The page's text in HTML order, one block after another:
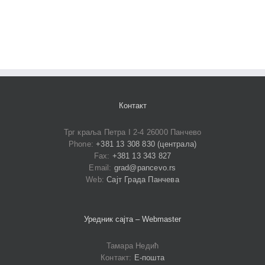
Контакт
Трг краља Петра I 2-4 26000 Панчево
Phone:+381 13 308 830 (централа)
Fax: +381 13 343 827
Email: grad@pancevo.rs
Web:Сајт Града Панчева
Уредник сајта – Webmaster
Тамара Недић
Контакт: Е-пошта